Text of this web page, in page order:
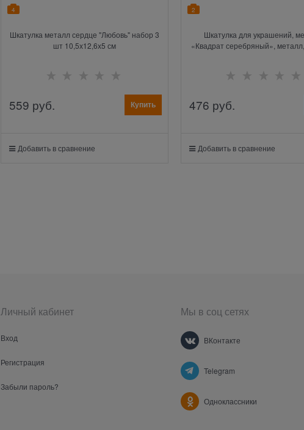
4
Шкатулка металл сердце "Любовь" набор 3
шт 10,5х12,6х5 см
559 руб. Купить
Добавить в сравнение
2
Шкатулка для украшений,
«Квадрат серебряный»,
476 руб.
Добавить в сравнение
Личный кабинет
Вход
Регистрация
Забыли пароль?
Мы в соц сетях
ВКонтакте
Telegram
Одноклассники